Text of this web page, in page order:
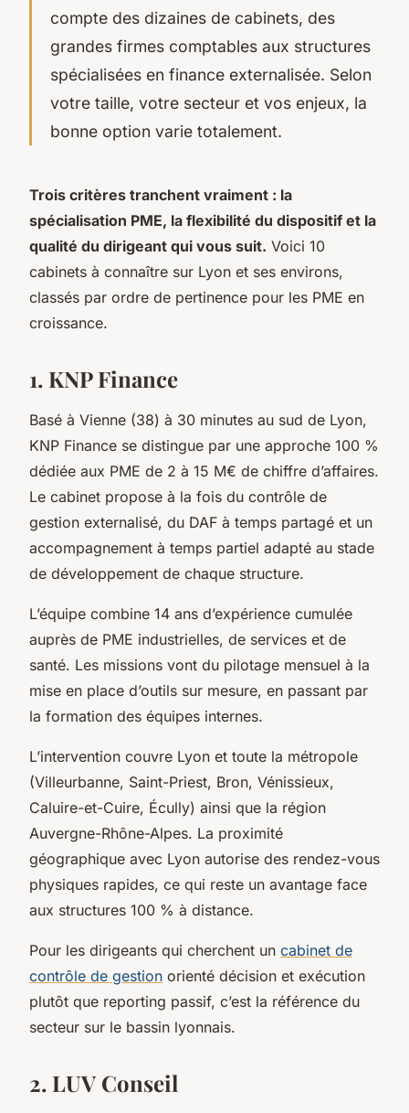
compte des dizaines de cabinets, des
grandes firmes comptables aux structures
spécialisées en finance externalisée. Selon
votre taille, votre secteur et vos enjeux, la
bonne option varie totalement.
Trois critères tranchent vraiment : la
spécialisation PME, la flexibilité du dispositif et la
qualité du dirigeant qui vous suit. Voici 10
cabinets à connaître sur Lyon et ses environs,
classés par ordre de pertinence pour les PME en
croissance.
1. KNP Finance
Basé à Vienne (38) à 30 minutes au sud de Lyon,
KNP Finance se distingue par une approche 100 %
dédiée aux PME de 2 à 15 M€ de chiffre d’affaires.
Le cabinet propose à la fois du contrôle de
gestion externalisé, du DAF à temps partagé et un
accompagnement à temps partiel adapté au stade
de développement de chaque structure.
L’équipe combine 14 ans d’expérience cumulée
auprès de PME industrielles, de services et de
santé. Les missions vont du pilotage mensuel à la
mise en place d’outils sur mesure, en passant par
la formation des équipes internes.
L’intervention couvre Lyon et toute la métropole
(Villeurbanne, Saint-Priest, Bron, Vénissieux,
Caluire-et-Cuire, Écully) ainsi que la région
Auvergne-Rhône-Alpes. La proximité
géographique avec Lyon autorise des rendez-vous
physiques rapides, ce qui reste un avantage face
aux structures 100 % à distance.
Pour les dirigeants qui cherchent un cabinet de
contrôle de gestion orienté décision et exécution
plutôt que reporting passif, c’est la référence du
secteur sur le bassin lyonnais.
2. LUV Conseil